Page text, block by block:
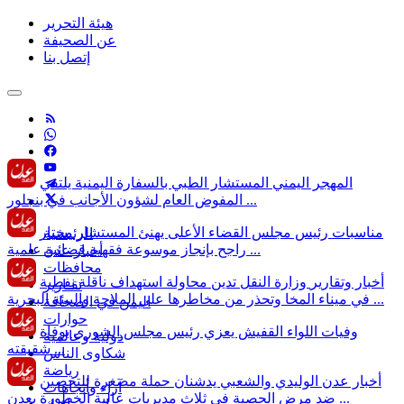
هيئة التحرير
عن الصحيفة
إتصل بنا
الرئيسية
أخبار عدن
محافظات
تقـارير
اليمن في الصحافة
حوارات
دولية وعالمية
شكاوى الناس
رياضة
آراء وأتجاهات
المهجر اليمني المستشار الطبي بالسفارة اليمنية يلتقي
المفوض العام لشؤون الأجانب في بنجلور ...
مناسبات رئيس مجلس القضاء الأعلى يهنئ المستشار مختار
راجح بإنجاز موسوعة فقهية قضائية علمية ...
أخبار وتقارير وزارة النقل تدين محاولة استهداف ناقلة نفطية
في ميناء المخا وتحذر من مخاطرها على الملاحة والبيئة البحرية ...
وفيات اللواء القفيش يعزي رئيس مجلس الشورى بوفاة
شقيقته ...
أخبار عدن الوليدي والشعبي يدشنان حملة مصغرة للتحصين
ضد مرض الحصبة في ثلاث مديريات عالية الخطورة بعدن ...